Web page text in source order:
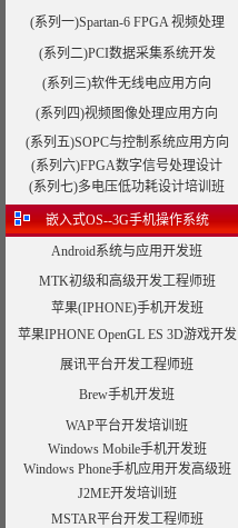
(系列一)Spartan-6 FPGA 视频处理
(系列二)PCI数据采集系统开发
(系列三)软件无线电应用方向
(系列四)视频图像处理应用方向
(系列五)SOPC与控制系统应用方向
(系列六)FPGA数字信号处理设计
(系列七)多电压低功耗设计培训班
嵌入式OS--3G手机操作系统
Android系统与应用开发班
MTK初级和高级开发工程师班
苹果(IPHONE)手机开发班
苹果IPHONE OpenGL ES 3D游戏开发
展讯平台开发工程师班
Brew手机开发班
WAP平台开发培训班
Windows Mobile手机开发班
Windows Phone手机应用开发高级班
J2ME开发培训班
MSTAR平台开发工程师班